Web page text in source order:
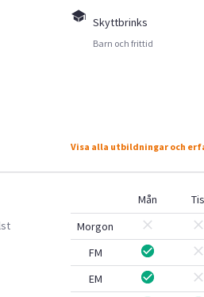
Skyttbrinks
Barn och frittid
Visa alla utbildningar och
Mån Tis
Morgon
FM
EM